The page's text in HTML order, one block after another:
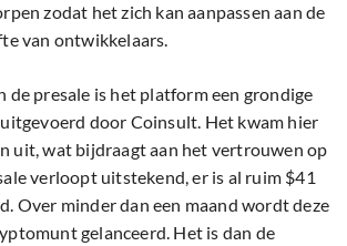
zodat het zich kan aanpassen aan de
van ontwikkelaars.
de presale is het platform een grondige
door Coinsult. Het kwam hier
uit, wat bijdraagt aan het vertrouwen op
verloopt uitstekend, er is al ruim $41
Over minder dan een maand wordt deze
gelanceerd. Het is dan de